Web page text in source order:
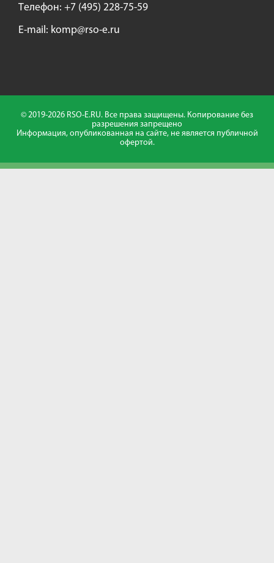
Tелефон: +7 (495) 228-75-59
E-mail: komp@rso-e.ru
© 2019-2026 RSO-E.RU. Все права защищены. Копирование без
разрешения запрещено
Информация, опубликованная на сайте, не является публичной
офертой.